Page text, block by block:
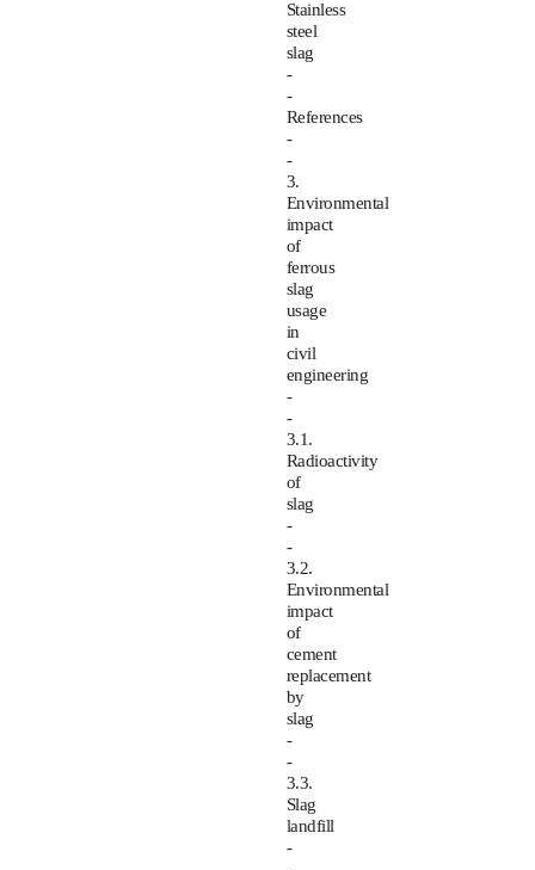
Stainless
steel
slag
-
-
References
-
-
3.
Environmental
impact
of
ferrous
slag
usage
in
civil
engineering
-
-
3.1.
Radioactivity
of
slag
-
-
3.2.
Environmental
impact
of
cement
replacement
by
slag
-
-
3.3.
Slag
landfill
-